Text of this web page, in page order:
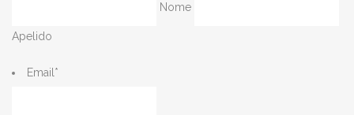
Nome
Apelido
Email *